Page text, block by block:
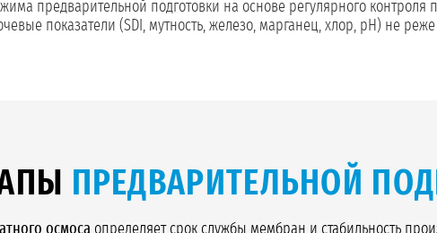
предварительной подготовки на основе регулярного контроля
показатели (SDI, мутность, железо, марганец, хлор, pH) не
ПРЕДВАРИТЕЛЬНОЙ
осмоса определяет срок службы мембран и стабильность